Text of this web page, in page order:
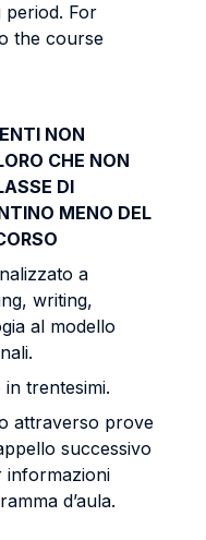
period. For
the course
NON
CHE NON
DI
MENO DEL
a
writing,
al modello
trentesimi.
attraverso prove
successivo
informazioni
d’aula.